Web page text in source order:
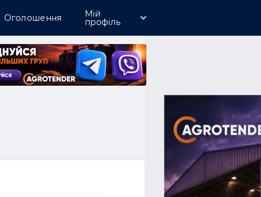
Оголошення Мій
профіль
Зареєструватись
Увійти